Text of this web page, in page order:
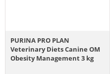
PURINA PRO PLAN
Veterinary Diets Canine OM
Obesity Management 3 kg